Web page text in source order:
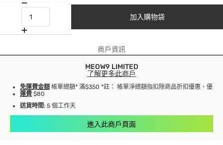
加入購物袋
商戶資訊
MEOW9 LIMITED
了解更多此商戶
免運費金額 帳單總額* 滿$350 *註： 帳單淨總額指扣除商品折扣優惠、優惠
運費 $80
送貨時間: 5 個工作天
進入此商戶頁面